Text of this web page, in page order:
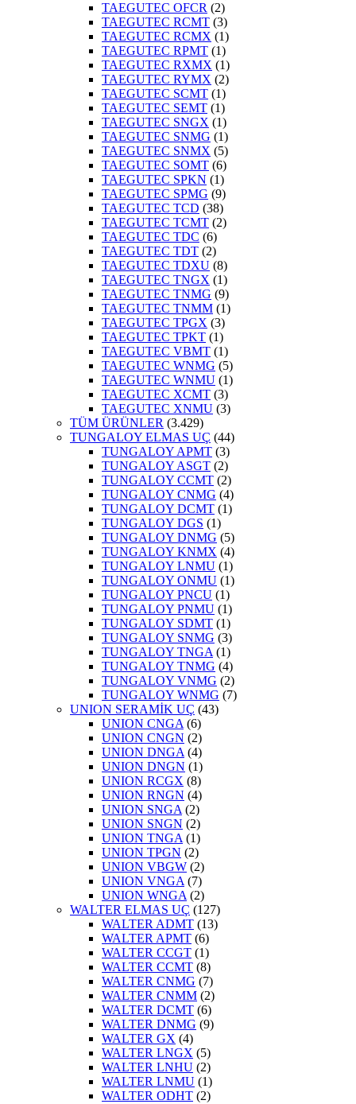
TAEGUTEC OFCR (2)
TAEGUTEC RCMT (3)
TAEGUTEC RCMX (1)
TAEGUTEC RPMT (1)
TAEGUTEC RXMX (1)
TAEGUTEC RYMX (2)
TAEGUTEC SCMT (1)
TAEGUTEC SEMT (1)
TAEGUTEC SNGX (1)
TAEGUTEC SNMG (1)
TAEGUTEC SNMX (5)
TAEGUTEC SOMT (6)
TAEGUTEC SPKN (1)
TAEGUTEC SPMG (9)
TAEGUTEC TCD (38)
TAEGUTEC TCMT (2)
TAEGUTEC TDC (6)
TAEGUTEC TDT (2)
TAEGUTEC TDXU (8)
TAEGUTEC TNGX (1)
TAEGUTEC TNMG (9)
TAEGUTEC TNMM (1)
TAEGUTEC TPGX (3)
TAEGUTEC TPKT (1)
TAEGUTEC VBMT (1)
TAEGUTEC WNMG (5)
TAEGUTEC WNMU (1)
TAEGUTEC XCMT (3)
TAEGUTEC XNMU (3)
TÜM ÜRÜNLER (3.429)
TUNGALOY ELMAS UÇ (44)
TUNGALOY APMT (3)
TUNGALOY ASGT (2)
TUNGALOY CCMT (2)
TUNGALOY CNMG (4)
TUNGALOY DCMT (1)
TUNGALOY DGS (1)
TUNGALOY DNMG (5)
TUNGALOY KNMX (4)
TUNGALOY LNMU (1)
TUNGALOY ONMU (1)
TUNGALOY PNCU (1)
TUNGALOY PNMU (1)
TUNGALOY SDMT (1)
TUNGALOY SNMG (3)
TUNGALOY TNGA (1)
TUNGALOY TNMG (4)
TUNGALOY VNMG (2)
TUNGALOY WNMG (7)
UNION SERAMİK UÇ (43)
UNION CNGA (6)
UNION CNGN (2)
UNION DNGA (4)
UNION DNGN (1)
UNION RCGX (8)
UNION RNGN (4)
UNION SNGA (2)
UNION SNGN (2)
UNION TNGA (1)
UNION TPGN (2)
UNION VBGW (2)
UNION VNGA (7)
UNION WNGA (2)
WALTER ELMAS UÇ (127)
WALTER ADMT (13)
WALTER APMT (6)
WALTER CCGT (1)
WALTER CCMT (8)
WALTER CNMG (7)
WALTER CNMM (2)
WALTER DCMT (6)
WALTER DNMG (9)
WALTER GX (4)
WALTER LNGX (5)
WALTER LNHU (2)
WALTER LNMU (1)
WALTER ODHT (2)